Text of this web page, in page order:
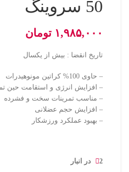
50 سروینگ
۱,۹۸۵,۰۰۰ تومان
تاریخ انقضا : بیش از یکسال
– حاوی 100% کراتین مونوهیدرات
– افزایش انرژی و استقامت حین
– مناسب تمرینات سخت و فشرده
– افزایش حجم عضلانی
– بهبود عملکرد ورزشکار
2 در انبار